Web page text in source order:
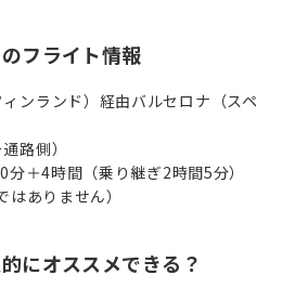
フライト情報
ンランド）経由バルセロナ（スペ
路側）
＋4時間（乗り継ぎ2時間5分）
ありません）
にオススメできる？